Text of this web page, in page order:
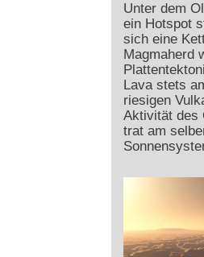
Unter dem
ein Hotspot
sich eine
Magmaherd
Lava stets
riesigen
Aktivität des
trat am